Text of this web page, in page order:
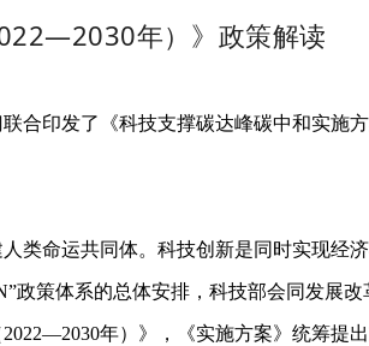
年）》政策解读
印发了《科技支撑碳达峰碳中和实施
命运共同体。科技创新是同时实现经济
策体系的总体安排，科技部会同发展改
年）》，《实施方案》统筹提